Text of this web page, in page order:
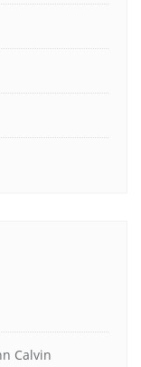
Calvin